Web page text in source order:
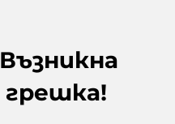
Възникна
грешка!